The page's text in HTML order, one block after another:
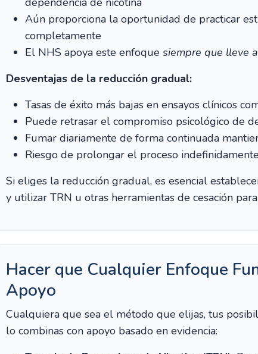
Aún proporciona la oportunidad de practicar
completamente
El NHS apoya este enfoque siempre que lleve
Desventajas de la reducción gradual:
Tasas de éxito más bajas en ensayos clínicos
Puede retrasar el compromiso psicológico de
Fumar diariamente de forma continuada
Riesgo de prolongar el proceso
Si eliges la reducción gradual, es esencial
y utilizar TRN u otras herramientas de cesación
Hacer que Cualquier Enfoque
Apoyo
Cualquiera que sea el método que elijas, tus
lo combinas con apoyo basado en evidencia: